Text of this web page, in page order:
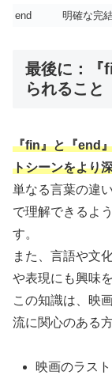
end
明確な完
最後に：『
られること
『fin』と『end
トシーンをより
単なる言葉の違
で理解できるよ
す。
また、言語や文
や表現にも興味
この知識は、映
流に関心のある
映画のラス